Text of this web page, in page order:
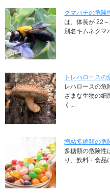
クマバチの危険
は、体長が 22
別名キムネクマ
トレハロースの
レハロースの危
ざまな生物の細
く...
増粘多糖類の危
多糖類の危険性
り、飲料・食品